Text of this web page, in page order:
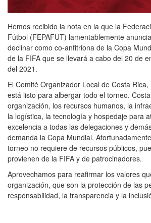
Hemos recibido la nota en la que la
Fútbol (FEPAFUT) lamentablemente
declinar como co-anfitriona de la Copa
de la FIFA que se llevará a cabo del 20 de
del 2021.
El Comité Organizador Local de Costa
está listo para albergar todo el torneo.
organización, los recursos humanos, la
la logística, la tecnología y hospedaje para
excelencia a todas las delegaciones y
demanda la Copa Mundial.
torneo no requiere de recursos públicos,
provienen de la FIFA y de patrocinadores.
Aprovechamos para reafirmar los valores
organización, que son la protección de las
responsabilidad, la transparencia y la